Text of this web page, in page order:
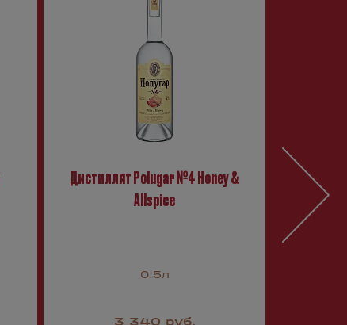
Дистиллят Polugar №4 Honey &
Allspice
0.5л
3 340 руб.